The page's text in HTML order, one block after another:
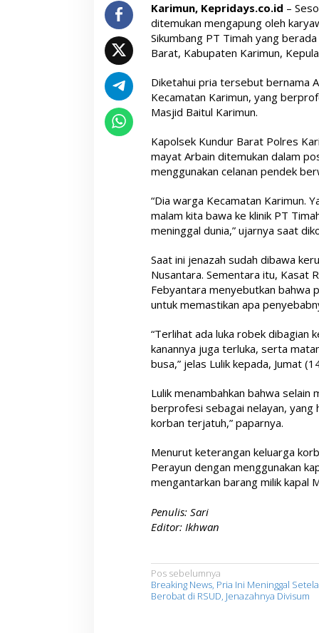
Karimun, Kepridays.co.id –
ditemukan mengapung oleh
Sikumbang PT Timah yang
Barat, Kabupaten Karimun,
Diketahui pria tersebut bernama
Kecamatan Karimun, yang
Masjid Baitul Karimun.
Kapolsek Kundur Barat Polres
mayat Arbain ditemukan dalam
menggunakan celanan pendek
“Dia warga Kecamatan Karimun.
malam kita bawa ke klinik PT
meninggal dunia,” ujarnya saat
Saat ini jenazah sudah dibawa
Nusantara. Sementara itu, Kasat
Febyantara menyebutkan bahwa
untuk memastikan apa
“Terlihat ada luka robek dibagian
kanannya juga terluka, serta
busa,” jelas Lulik kepada, Jumat
Lulik menambahkan bahwa
berprofesi sebagai nelayan, yang
korban terjatuh,” paparnya.
Menurut keterangan keluarga
Perayun dengan menggunakan
mengantarkan barang milik kapal
Penulis: Sari
Editor: Ikhwan
N
a
Pos sebelumnya
Breaking News, Pria Ini Meninggal
Berobat di RSUD, Jenazahnya Divisum